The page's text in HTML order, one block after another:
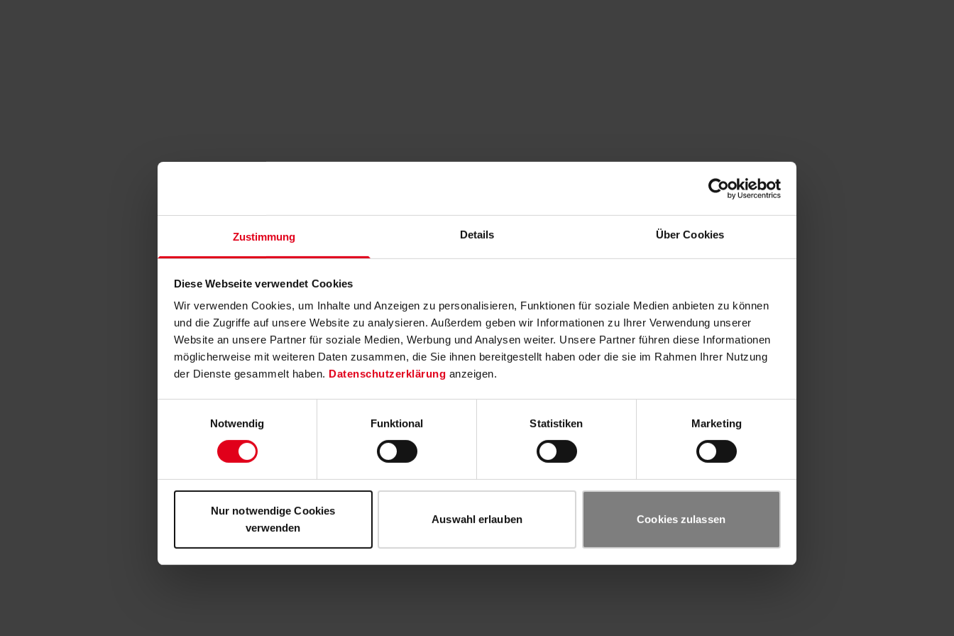
Zustimmung Details Über Cookies
Diese Webseite verwendet Cookies
Wir verwenden Cookies, um Inhalte und Anzeigen zu personalisieren, Funktionen für soziale Medien anbieten zu können
und die Zugriffe auf unsere Website zu analysieren. Außerdem geben wir Informationen zu Ihrer Verwendung unserer
Website an unsere Partner für soziale Medien, Werbung und Analysen weiter. Unsere Partner führen diese Informationen
möglicherweise mit weiteren Daten zusammen, die Sie ihnen bereitgestellt haben oder die sie im Rahmen Ihrer Nutzung
der Dienste gesammelt haben. Datenschutzerklärung anzeigen.
Notwendig
Funktional Statistiken Marketing
Nur notwendige Cookies
verwenden
Auswahl erlauben Cookies zulassen